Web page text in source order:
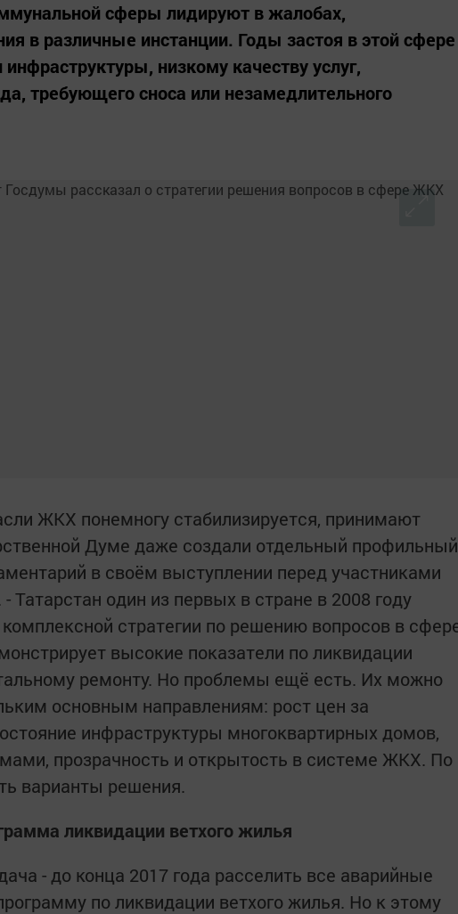
сферы лидируют в жалобах,
в различные инстанции. Годы застоя в этой сфере
низкому качеству услуг,
требующего сноса или незамедлительного
ЖКХ понемногу стабилизируется, принимают
Думе даже создали отдельный профильный
в своём выступлении перед участниками
Татарстан один из первых в стране в 2008 году
стратегии по решению вопросов в
высокие показатели по ликвидации
ремонту. Но проблемы ещё есть. Их можно
основным направлениям: рост цен за
инфраструктуры многоквартирных домов,
прозрачность и открытость в системе ЖКХ. По
варианты решения.
ликвидации ветхого жилья
- до конца 2017 года расселить все аварийные
по ликвидации ветхого жилья. Но к этому